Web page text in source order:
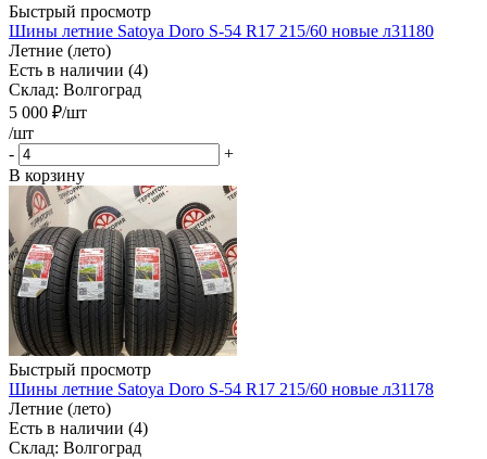
Быстрый просмотр
Шины летние Satoya Doro S-54 R17 215/60 новые л31180
Летние (лето)
Есть в наличии (4)
Склад: Волгоград
5 000 ₽/шт
/шт
-
+
В корзину
Быстрый просмотр
Шины летние Satoya Doro S-54 R17 215/60 новые л31178
Летние (лето)
Есть в наличии (4)
Склад: Волгоград